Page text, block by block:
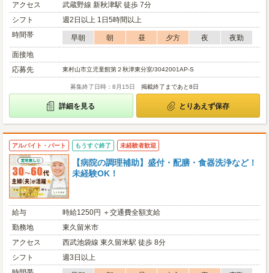
アクセス
武蔵野線 新秋津駅 徒歩 7分
シフト
週2日以上 1日5時間以上
時間帯
早朝 朝 昼 夕方 夜
夜勤
面接地
応募先
東村山市立児童館第２秋津東分室/3042001AP-S
募集終了日時：8月15日 掲載終了まであと8日
詳細を見る とりあえず保存
アルバイト・パート もうすぐ終了 未経験者歓迎
【病院の調理補助】盛付・配膳・食器洗浄など！
未経験OK！
給与
時給1250円 ＋交通費全額支給
勤務地
東久留米市
アクセス
西武池袋線 東久留米駅 徒歩 8分
シフト
週3日以上